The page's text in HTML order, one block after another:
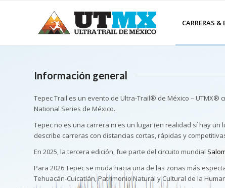
CARRERAS &
Información general
Tepec Trail es un evento de Ultra-Trail® de México – UTMX®
National Series de México.
Tepec no es una carrera ni es un lugar (en realidad sí hay
describe carreras con distancias cortas, rápidas y
En 2025, la tercera edición, fue parte del circuito mundial
Para 2026 Tepec se muda hacia una de las zonas más
Tehuacán-Cuicatlán, Patrimonio Natural y Cultural de la